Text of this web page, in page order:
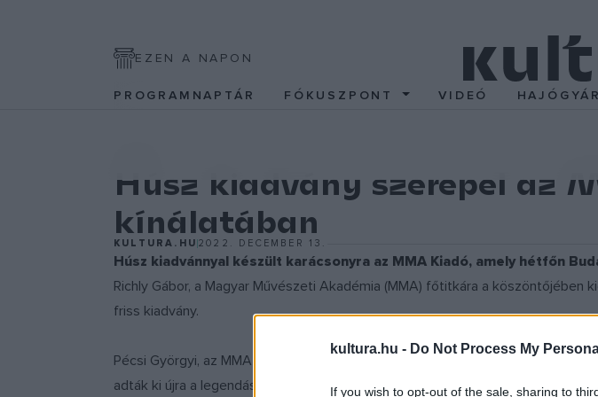
kultura.hu - Do Not Process My
If you wish to opt-out of the sale, sharing to
EZEN A NAPON
PROGRAMNAPTÁR FÓKUSZPONT VIDEÓ HAJÓGYÁR
Húsz kiadvány szerepel az
kínálatában
KULTURA.HU 2022. DECEMBER 13.
Húsz kiadvánnyal készült karácsonyra az MMA Kiadó, amely hétfőn
Richly Gábor, a Magyar Művészeti Akadémia (MMA) főtitkára a
friss kiadvány.
Pécsi Györgyi, az MMA Kiadó társügyvezetője elmondta: a Tamási Áron-
adták ki újra a legendás regényciklust Szilágyi Varga Zoltán művészi grafikáival